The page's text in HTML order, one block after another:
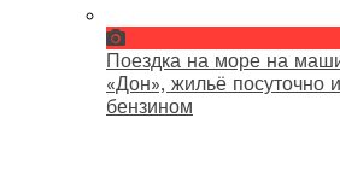
Поездка на море на
«Дон», жильё посуточно
бензином